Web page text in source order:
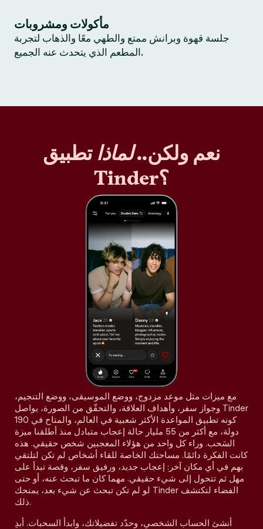
مأكولات ومشروبات
جلسة قهوة وبرانش ممتع والطهي معًا والذهاب لتجربة
المطعم الذي يتحدث عنه الجميع.
نعم ولكن..لماذا تطبيق
Tinder؟
مع ميزات مثل موعد مزدوج، ووضع الموسيقى، ووضع التنجيم،
وجواز سفر، وأهداف العلاقة، والتحقّق من الصورة، يواصل Tinder
كونه تطبيق المواعدة الأكثر شعبية في العالم، والمتاح في 190
دولة، مع أكثر من 55 مليار حالة إعجاب متبادل منذ أطلقنا ميزة
السَحب. وراء كل واحد من هؤلاء المعجبين شخص حقيقي. هذه
كانت الفكرة دائمًا. مساحتك الخاصة للقاء أشخاص لم تكن لتلتقي
بهم في أي مكان آخر: إعجاب جديد، ورفيق سفر، وقصة تبدأ على
مهل ثم تتحول إلى شيء حقيقي. مهما كان ما تبحث عنه، أو حتى
لو لم تكن تبحث عن شيء بعد، يمنحك Tinder الفضاء لتكتشف
ذلك.
أنشئ الحساب الشخصي، وحدّد تفضيلاتك، وابدأ السحبات. أبدِ